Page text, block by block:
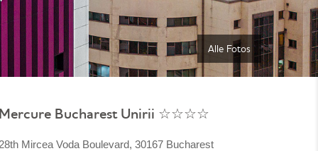
Alle Fotos
Mercure Bucharest Unirii ☆☆☆☆
28th Mircea Voda Boulevard, 30167 Bucharest